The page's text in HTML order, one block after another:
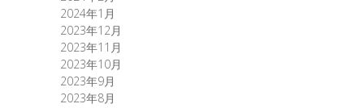
2024年1月
2023年12月
2023年11月
2023年10月
2023年9月
2023年8月